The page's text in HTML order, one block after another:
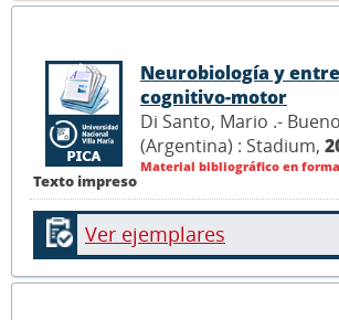
Texto impreso
Neurobiología y
cognitivo-motor
Di Santo, Mario .-
(Argentina) : Stadium,
Material bibliográfico en
Ver ejemplares